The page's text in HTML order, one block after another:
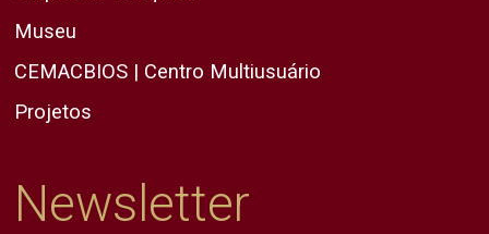
Museu
CEMACBIOS | Centro Multiusuário
Projetos
Newsletter